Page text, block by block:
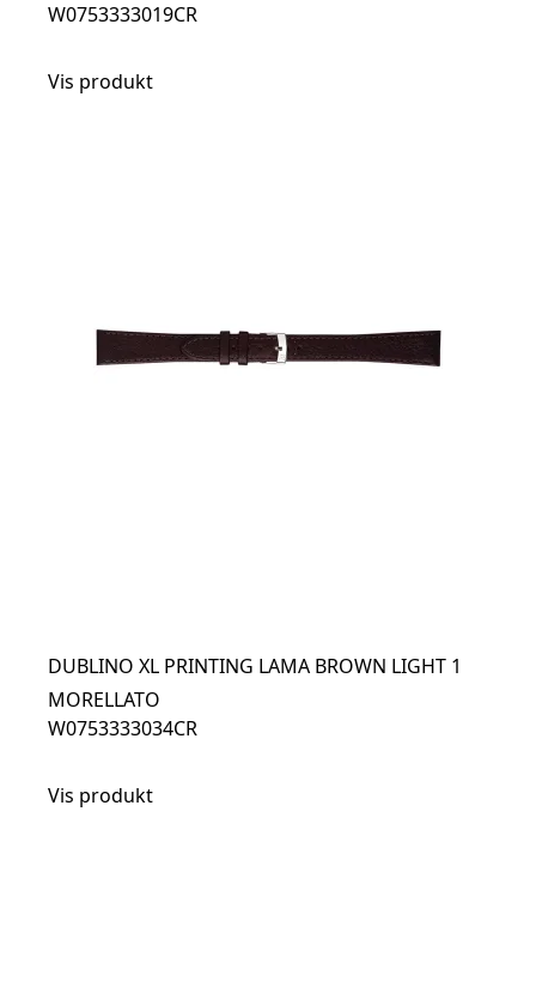
W0753333019CR
Vis produkt
DUBLINO XL PRINTING LAMA BROWN LIGHT 1
MORELLATO
W0753333034CR
Vis produkt